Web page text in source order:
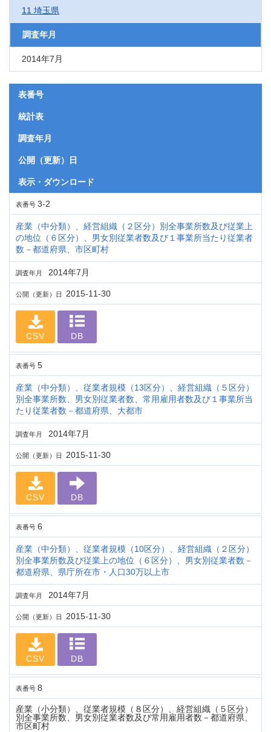
11 埼玉県
調査年月
2014年7月
表番号
統計表
調査年月
公開（更新）日
表示・ダウンロード
表番号 3-2
産業（中分類）、経営組織（２区分）別全事業所数及び従業上
の地位（６区分）、男女別従業者数及び１事業所当たり従業者
数－都道府県、市区町村
調査年月 2014年7月
公開（更新）日 2015-11-30
CSV DB
表番号 5
産業（中分類）、従業者規模（13区分）、経営組織（５区分）
別全事業所数、男女別従業者数、常用雇用者数及び１事業所当
たり従業者数－都道府県、大都市
調査年月 2014年7月
公開（更新）日 2015-11-30
CSV DB
表番号 6
産業（中分類）、従業者規模（10区分）、経営組織（２区分）
別全事業所数及び従業上の地位（６区分）、男女別従業者数－
都道府県、県庁所在市・人口30万以上市
調査年月 2014年7月
公開（更新）日 2015-11-30
CSV DB
表番号 8
産業（小分類）、従業者規模（８区分）、経営組織（５区分）
別全事業所数、男女別従業者数及び常用雇用者数－都道府県、
市区町村